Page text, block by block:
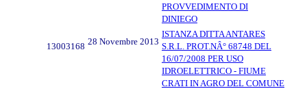
PROVVEDIMENTO DI
DINIEGO
13003168 28 Novembre 2013
ISTANZA DITTA ANTARES
S.R.L. PROT.NÂ° 68748 DEL
16/07/2008 PER USO
IDROELETTRICO - FIUME
CRATI IN AGRO DEL COMUNE